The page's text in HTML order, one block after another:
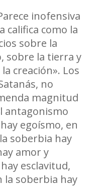
inofensiva
califica como la
sobre la
sobre la tierra y
creación». Los
no
magnitud
antagonismo
egoísmo, en
soberbia hay
amor y
esclavitud,
la soberbia hay